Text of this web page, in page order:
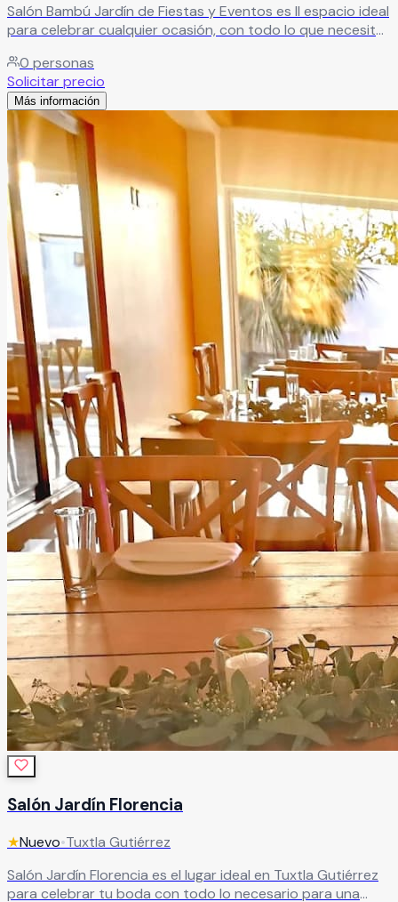
Salón Bambú Jardín de Fiestas y Eventos es ll espacio ideal
para celebrar cualquier ocasión, con todo lo que necesitas
0 personas
Solicitar precio
Más información
Salón Jardín Florencia
★Nuevo•Tuxtla Gutiérrez
Salón Jardín Florencia es el lugar ideal en Tuxtla Gutiérrez
para celebrar tu boda con todo lo necesario para una